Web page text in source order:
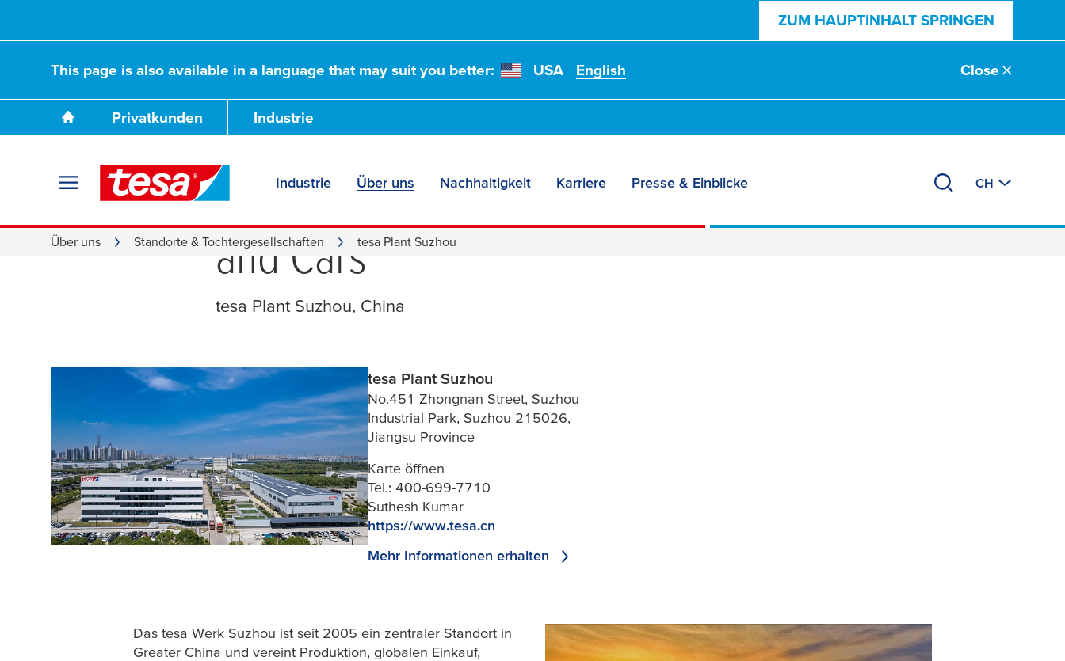
ZUM HAUPTINHALT SPRINGEN
This page is also available in a language that may suit you better: USA English Close
Privatkunden Industrie
Industrie Über uns Nachhaltigkeit Karriere Presse & Einblicke CH
Über uns Standorte & Tochtergesellschaften tesa Plant Suzhou
Special Adhesive Tapes for Electronic Devices
and Cars
tesa Plant Suzhou, China
tesa Plant Suzhou
No.451 Zhongnan Street, Suzhou
Industrial Park, Suzhou 215026,
Jiangsu Province
Karte öffnen
Tel.: 400-699-7710
Suthesh Kumar
https://www.tesa.cn
Mehr Informationen erhalten
Das tesa Werk Suzhou ist seit 2005 ein zentraler Standort in
Greater China und vereint Produktion, globalen Einkauf,